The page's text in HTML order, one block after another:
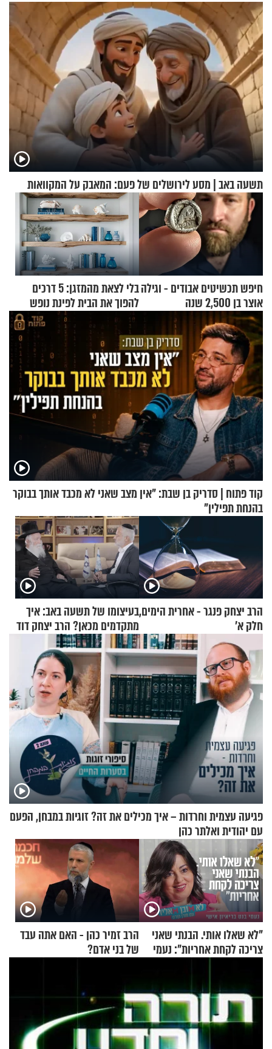
תשעה באב | מסע לירושלים של פעם: המאבק על המקוואות
חיפש תכשיטים אבודים - וגילה
אוצר בן 2,500 שנה
בלי לצאת מהמזגן: 5 דרכים
להפוך את הבית לפינת נופש
מעוצבת
קוד פתוח | סדריק בן שבת: "אין מצב שאני לא מכבד אותך בבוקר
בהנחת תפילין"
הרב יצחק פנגר - אחרית הימים,
חלק א’
בעיצומו של תשעה באב: איך
מתקדמים מכאן? הרב יצחק דוד
גרוסמן בשיחה מיוחדת
פגיעה עצמית וחרדות – איך מכילים את זה? זוגיות במבחן, הפעם
עם יהודית ואלתר כהן
"לא שאלו אותי. הבנתי שאני
צריכה לקחת אחריות": נעמי
הרב זמיר כהן - האם אתה עבד
של בני אדם?